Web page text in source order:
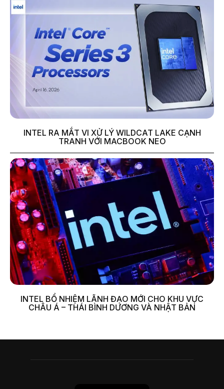
INTEL RA MẮT VI XỬ LÝ WILDCAT LAKE CẠNH
TRANH VỚI MACBOOK NEO
INTEL BỔ NHIỆM LÃNH ĐẠO MỚI CHO KHU VỰC
CHÂU Á – THÁI BÌNH DƯƠNG VÀ NHẬT BẢN